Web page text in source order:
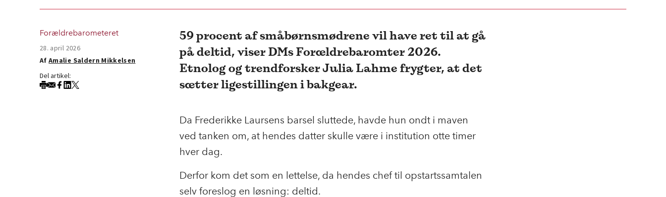
Forældrebarometeret
28. april 2026
AfAmalie Saldern Mikkelsen
Del artikel:
59 procent af småbørnsmødrene vil have ret til at gå
på deltid, viser DMs Forældrebaromter 2026.
Etnolog og trendforsker Julia Lahme frygter, at det
sætter ligestillingen i bakgear.
Da Frederikke Laursens barsel sluttede, havde hun ondt i maven
ved tanken om, at hendes datter skulle være i institution otte timer
hver dag.
Derfor kom det som en lettelse, da hendes chef til opstartssamtalen
selv foreslog en løsning: deltid.